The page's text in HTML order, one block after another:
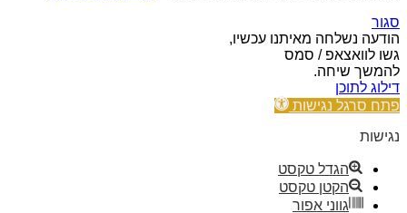
סגור
הודעה נשלחה מאיתנו עכשיו,
גשו לוואצאפ / סמס
להמשך שיחה.
דילוג לתוכן
פתח סרגל נגישות
נגישות
הגדל טקסט
הקטן טקסט
גווני אפור